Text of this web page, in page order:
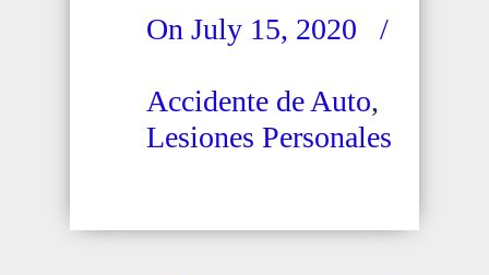
On July 15, 2020 /
Accidente de Auto,
Lesiones Personales